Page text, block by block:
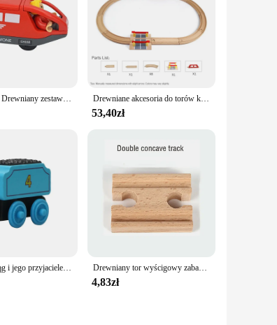
Tor kolejowy Drewniany zestaw zabawek kolejowych Zestaw magnetyczny Samochód elektryczny Lokomotywa Diecast Szczelina Pasuje do wszystkich drewnianych torów kolejowych Biro dla dzieci Drewniane akcesoria do torów kolejowych Zabawki Pociąg kolejowy Kompatybilny z drewnianymi pociągiami Drewniane tory kolejowe z pociągiami wszystkich marek
53,40zł
Thomas pociąg i jego przyjaciele zabawka Molley Diesel Toby Oliver Edward Thomas drewniany pociąg zabawki edukacyjne prezenty urodzinowe dla dzieci Drewniany tor wyścigowy zabawka akcesoria do kolejek Multi luzem prosty most zestaw pociągów Slot zabawki ekspansja edukacja działania dla dzieci
4,83zł